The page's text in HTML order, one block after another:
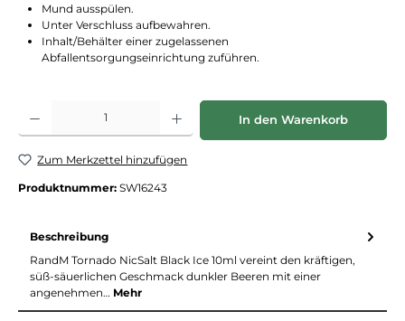
Mund ausspülen.
Unter Verschluss aufbewahren.
Inhalt/Behälter einer zugelassenen
Abfallentsorgungseinrichtung zuführen.
Produkt Anzahl: Gib den gewünschten Wert ein oder benutze die
In den Warenkorb
Zum Merkzettel hinzufügen
Produktnummer: SW16243
Beschreibung
RandM Tornado NicSalt Black Ice 10ml vereint den kräftigen,
süß-säuerlichen Geschmack dunkler Beeren mit einer
angenehmen… Mehr